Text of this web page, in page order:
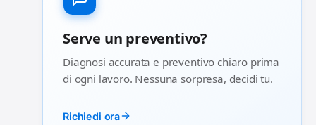
Serve un preventivo?
Diagnosi accurata e preventivo chiaro prima
di ogni lavoro. Nessuna sorpresa, decidi tu.
Richiedi ora